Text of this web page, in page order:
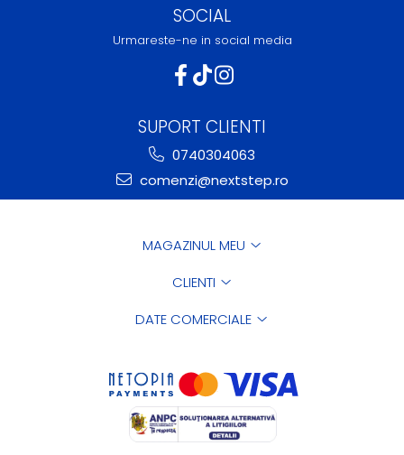
SOCIAL
Urmareste-ne in social media
SUPORT CLIENTI
0740304063
comenzi@nextstep.ro
MAGAZINUL MEU
CLIENTI
DATE COMERCIALE